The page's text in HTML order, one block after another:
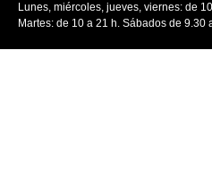
Lunes, miércoles, jueves, viernes: de
Martes: de 10 a 21 h. Sábados de 9.30